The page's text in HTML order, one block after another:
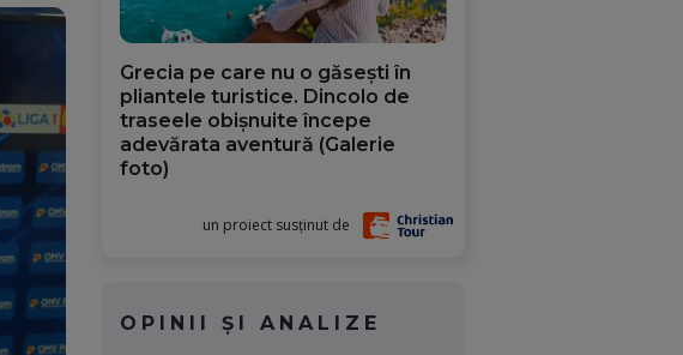
Grecia pe care nu o găsești în
pliantele turistice. Dincolo de
traseele obișnuite începe
adevărata aventură (Galerie
foto)
un proiect susținut de
OPINII ȘI ANALIZE